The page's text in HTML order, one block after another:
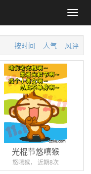
按时间 人气 风评
光棍节悠嘻猴
悠嘻猴， 近期8次